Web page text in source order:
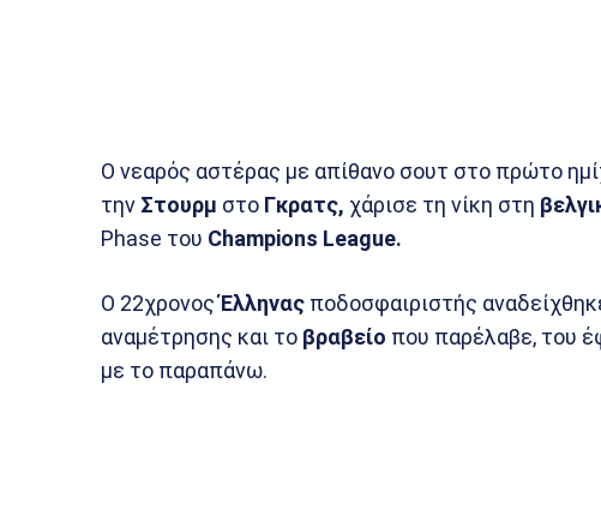
Ο νεαρός αστέρας με απίθανο σουτ στο πρώτο
την Στουρμ στο Γκρατς, χάρισε τη νίκη στη
Phase του Champions League.
Ο 22χρονοςΈλληνας ποδοσφαιριστής
αναμέτρησης και το βραβείο που παρέλαβε, του
με το παραπάνω.